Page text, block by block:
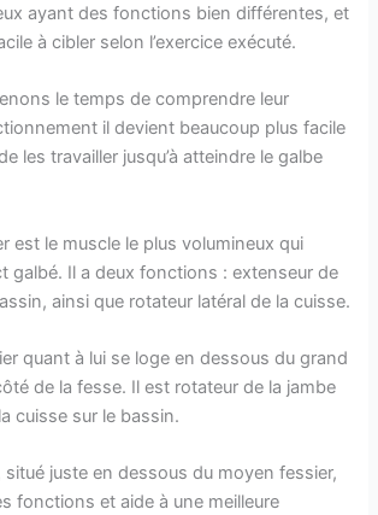
ayant des fonctions bien différentes, et
à cibler selon l’exercice exécuté.
le temps de comprendre leur
il devient beaucoup plus facile
les travailler jusqu’à atteindre le galbe
est le muscle le plus volumineux qui
galbé. Il a deux fonctions : extenseur de
ainsi que rotateur latéral de la cuisse.
quant à lui se loge en dessous du grand
de la fesse. Il est rotateur de la jambe
cuisse sur le bassin.
situé juste en dessous du moyen fessier,
fonctions et aide à une meilleure